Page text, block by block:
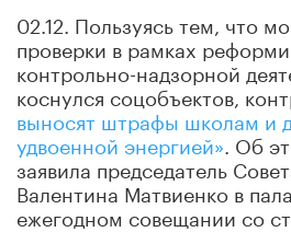
02.12. Пользуясь тем, что
проверки в рамках
контрольно-надзорной
коснулся соцобъектов,
выносят штрафы школам и
удвоенной энергией» . Об
заявила председатель
Валентина Матвиенко в
ежегодном совещании со